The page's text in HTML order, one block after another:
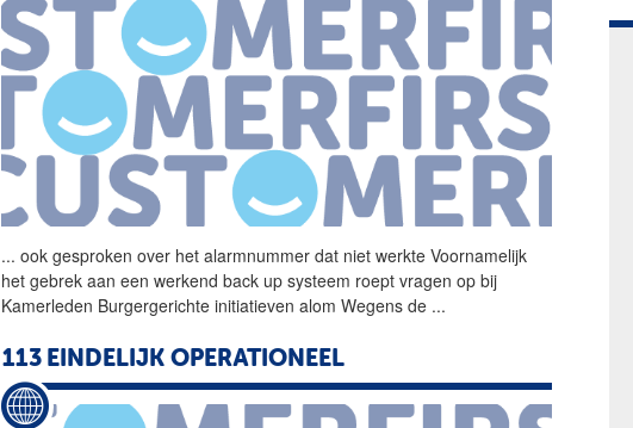
... ook gesproken over hetalarmnummer dat niet werkte Voornamelijk
het gebrek aan een werkend back up systeem roept vragen op bij
Kamerleden Burgergerichte initiatieven alom Wegens de ...
113 EINDELIJK OPERATIONEEL